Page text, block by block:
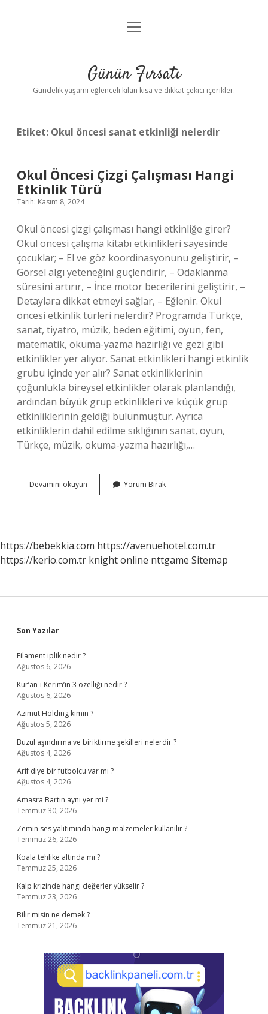
Anasayfa
Yasal Uyarı
menüyü
Günün Fırsatı
Gündelik yaşamı eğlenceli kılan kısa ve dikkat çekici içerikler.
Etiket: Okul öncesi sanat etkinliği nelerdir
Okul Öncesi Çizgi Çalışması Hangi
Etkinlik Türü
Tarih: Kasım 8, 2024
Okul öncesi çizgi çalışması hangi etkinliğe girer?
Okul öncesi çalışma kitabı etkinlikleri sayesinde
çocuklar; – El ve göz koordinasyonunu geliştirir, –
Görsel algı yeteneğini güçlendirir, – Odaklanma
süresini artırır, – İnce motor becerilerini geliştirir, –
Detaylara dikkat etmeyi sağlar, – Eğlenir. Okul
öncesi etkinlik türleri nelerdir? Programda Türkçe,
sanat, tiyatro, müzik, beden eğitimi, oyun, fen,
matematik, okuma-yazma hazırlığı ve gezi gibi
etkinlikler yer alıyor. Sanat etkinlikleri hangi etkinlik
grubu içinde yer alır? Sanat etkinliklerinin
çoğunlukla bireysel etkinlikler olarak planlandığı,
ardından büyük grup etkinlikleri ve küçük grup
etkinliklerinin geldiği bulunmuştur. Ayrıca
etkinliklerin dahil edilme sıklığının sanat, oyun,
Türkçe, müzik, okuma-yazma hazırlığı,…
Devamını okuyun
Öncesi
Türü
Yorum Bırak
https://bebekkia.com https://avenuehotel.com.tr
https://kerio.com.tr knight online nttgame Sitemap
Sidebar
Son Yazılar
Filament iplik nedir ?
Ağustos 6, 2026
Kur’an-ı Kerim’in 3 özelliği nedir ?
Ağustos 6, 2026
Azimut Holding kimin ?
Ağustos 5, 2026
Buzul aşındırma ve biriktirme şekilleri nelerdir ?
Ağustos 4, 2026
Arif diye bir futbolcu var mı ?
Ağustos 4, 2026
Amasra Bartın aynı yer mi ?
Temmuz 30, 2026
Zemin ses yalıtımında hangi malzemeler kullanılır ?
Temmuz 26, 2026
Koala tehlike altında mı ?
Temmuz 25, 2026
Kalp krizinde hangi değerler yükselir ?
Temmuz 23, 2026
Bilir misin ne demek ?
Temmuz 21, 2026